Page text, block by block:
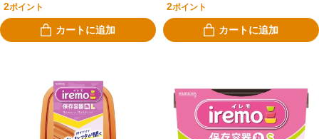
2ポイント
カートに追加
2ポイント
カートに追加